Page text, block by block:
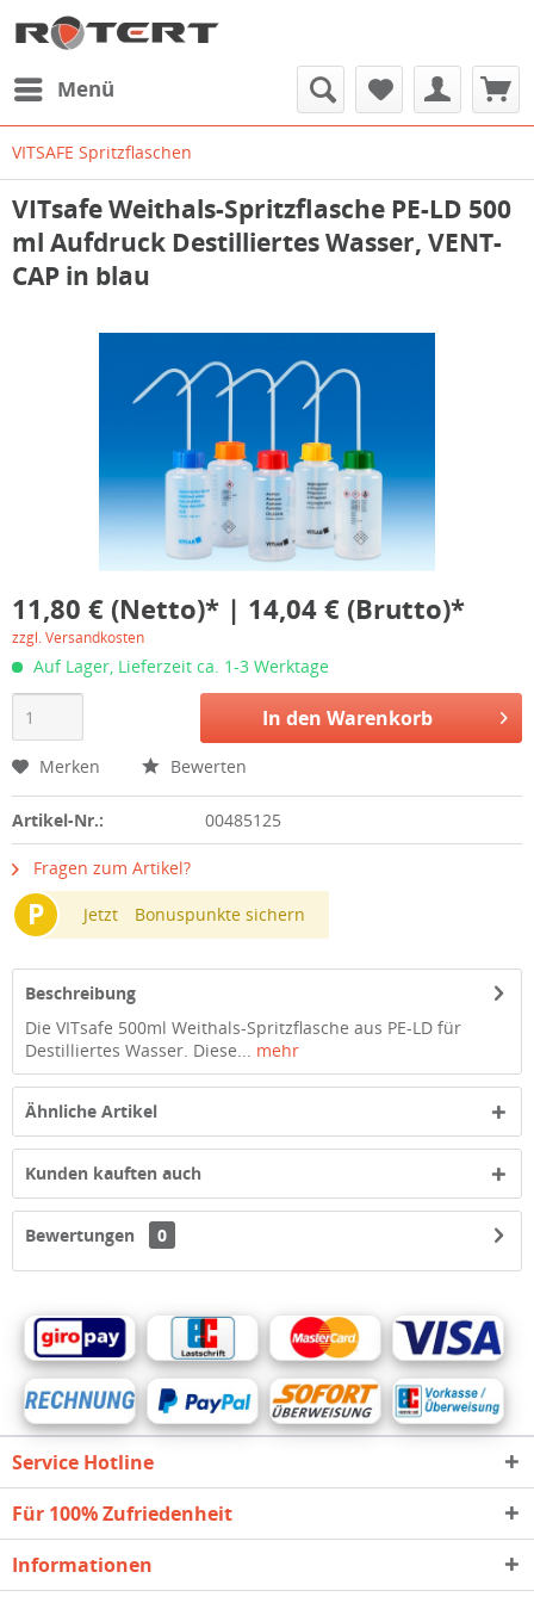
Menü
VITSAFE Spritzflaschen
VITsafe Weithals-Spritzflasche PE-LD 500
ml Aufdruck Destilliertes Wasser, VENT-
CAP in blau
11,80 € (Netto)* | 14,04 € (Brutto)*
zzgl. Versandkosten
Auf Lager, Lieferzeit ca. 1-3 Werktage
In den Warenkorb
Merken Bewerten
Artikel-Nr.: 00485125
Fragen zum Artikel?
P Jetzt Bonuspunkte sichern
Beschreibung
Die VITsafe 500ml Weithals-Spritzflasche aus PE-LD für
Destilliertes Wasser. Diese... mehr
Ähnliche Artikel
Kunden kauften auch
Bewertungen 0
Service Hotline
Für 100% Zufriedenheit
Informationen